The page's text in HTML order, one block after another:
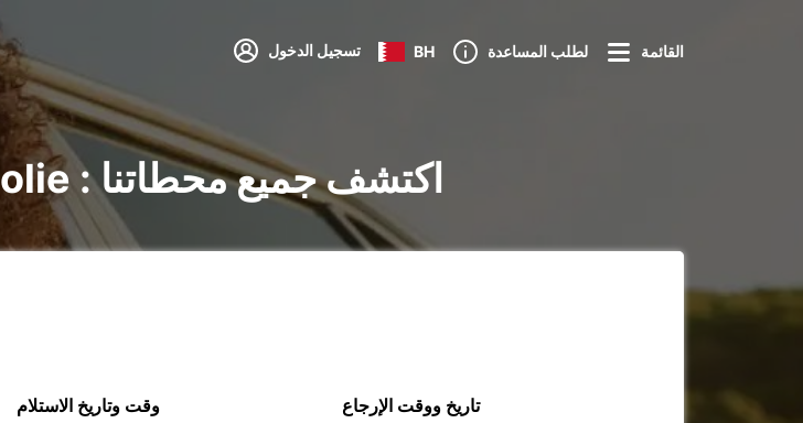
تسجيل الدخول BH لطلب المساعدة القائمة
تأجير السيارات في Mantes-la-Jolie : اكتشف جميع محطاتنا
وقت وتاريخ الاستلام تاريخ ووقت الإرجاع